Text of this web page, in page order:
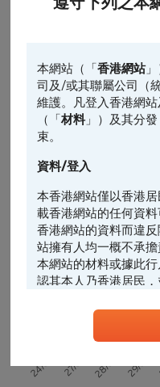
本網站（「香港網站」
司及/或其聯屬公司（
維護。凡登入香港網
（「材料」）及其分
束。
資料/登入
本香港網站僅以香港
載香港網站的任何資
香港網站的資料而違
站擁有人均一概不承
本網站的材料或據此
認其本人乃香港居民
任何人士登入本香港
應當查明及遵照任何
擁有人絕不承擔責任。
10:00
最後更新時間: 2026-08-06, 16:35
引伸波幅
24/07 27/07 28/07 29/07
0
0.12
0.24
0.36
引伸波幅變動% (5日)